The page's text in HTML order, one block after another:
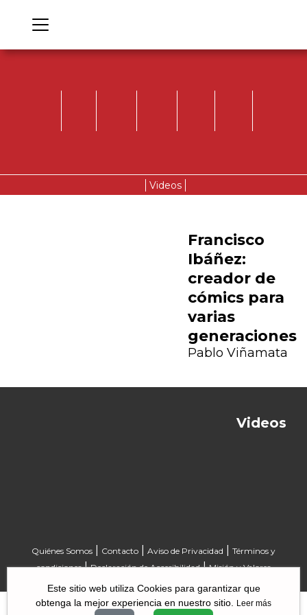
Videos
Francisco
Ibáñez:
creador de
cómics para
varias
generaciones
Pablo Viñamata
Videos
Quiénes Somos Contacto Aviso de Privacidad
Términos y
condiciones|Declaración de Accesibilidad|Misión y Valores
Este sitio web utiliza Cookies para garantizar que
obtenga la mejor experiencia en nuestro sitio.
Leer más